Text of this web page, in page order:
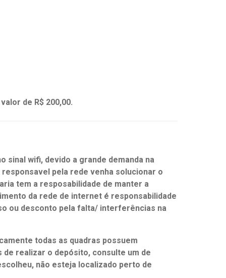
de R$ 200,00.
sinal wifi, devido a grande demanda na
pela rede venha solucionar o
tem a resposabilidade de manter a
da rede de internet é responsabilidade
ou desconto pela falta/ interferências na
todas as quadras possuem
realizar o depósito, consulte um de
não esteja localizado perto de